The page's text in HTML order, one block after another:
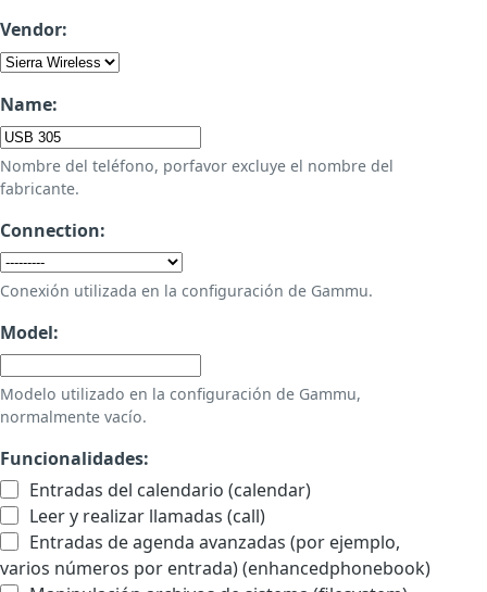
Vendor:
Name:
Nombre del teléfono, porfavor excluye el nombre del
fabricante.
Connection:
Conexión utilizada en la configuración de Gammu.
Model:
Modelo utilizado en la configuración de Gammu,
normalmente vacío.
Funcionalidades:
Entradas del calendario (calendar)
Leer y realizar llamadas (call)
Entradas de agenda avanzadas (por ejemplo,
varios números por entrada) (enhancedphonebook)